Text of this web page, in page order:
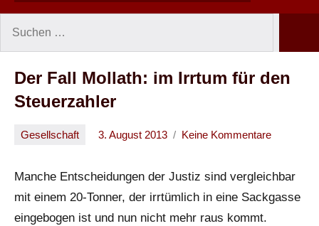
Der Fall Mollath: im Irrtum für den
Steuerzahler
Gesellschaft 3. August 2013 Keine Kommentare
Manche Entscheidungen der Justiz sind vergleichbar
mit einem 20-Tonner, der irrtümlich in eine Sackgasse
eingebogen ist und nun nicht mehr raus kommt.